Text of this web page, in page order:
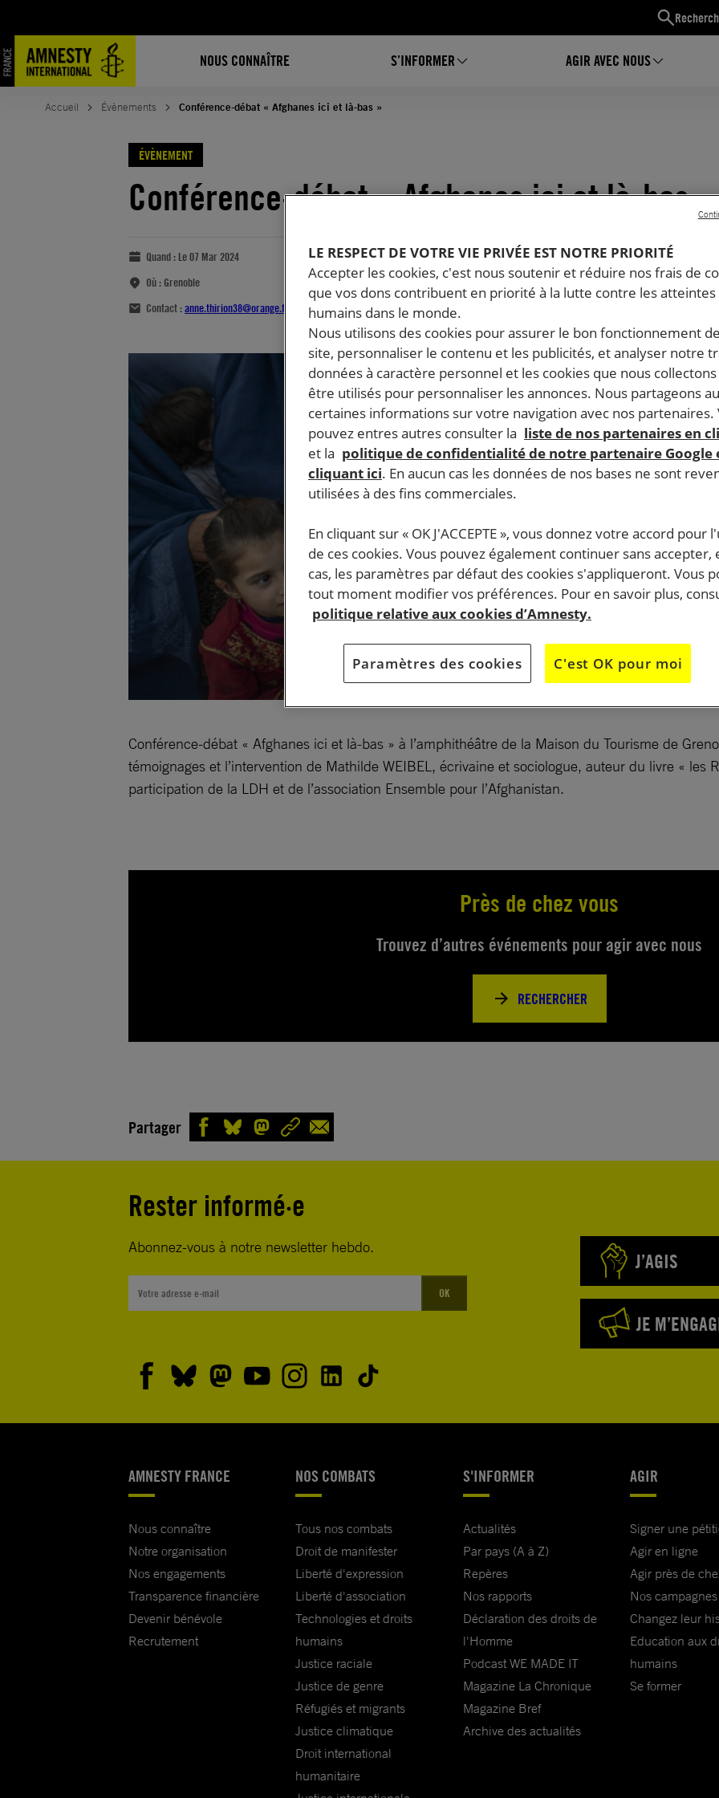
NOUS CONNAÎTRE S’INFORMER AGIR AVEC NOUS
Accueil Évènements Conférence-débat « Afghanes ici et là-bas »
ÉVÈNEMENT
Conférence-débat « Afghanes ici et là-bas »
Quand : Le 07 Mar 2024
Où : Grenoble
Contact :anne.thirion38@orange.fr
Conférence-débat « Afghanes ici et là-bas » à l’amphithéâtre de la Maison du Tourisme de
témoignages et l’intervention de Mathilde WEIBEL, écrivaine et sociologue, auteur du livre « les
participation de la LDH et de l’association Ensemble pour l’Afghanistan.
Près de chez vous
Trouvez d’autres événements pour agir avec nous
RECHERCHER
Partager
Rester informé·e
Abonnez-vous à notre newsletter hebdo.
OK
J’AGIS
JE
AMNESTY FRANCE
Nous connaître
Notre organisation
Nos engagements
Transparence financière
Devenir bénévole
Recrutement
NOS COMBATS
Tous nos combats
Droit de manifester
Liberté d'expression
Liberté d'association
Technologies et droits
humains
Justice raciale
Justice de genre
Réfugiés et migrants
Justice climatique
Droit international
humanitaire
S'INFORMER
Actualités
Par pays (A à Z)
Repères
Nos rapports
Déclaration des droits de
l'Homme
Podcast WE MADE IT
Magazine La Chronique
Magazine Bref
Archive des actualités
AGIR
Signer une
Agir en ligne
Agir près de
Nos campagnes
Changez leur
Education aux
humains
Se former
LE RESPECT DE VOTRE VIE PRIVÉE EST NOTRE PRIORITÉ
Accepter les cookies, c'est nous soutenir et réduire nos frais de
que vos dons contribuent en priorité à la lutte contre les
humains dans le monde.
Nous utilisons des cookies pour assurer le bon fonctionnement
site, personnaliser le contenu et les publicités, et analyser notre
données à caractère personnel et les cookies que nous
être utilisés pour personnaliser les annonces. Nous partageons
certaines informations sur votre navigation avec nos partenaires.
pouvez entres autres consulter la liste de nos partenaires en
et la politique de confidentialité de notre partenaire Google
cliquant ici. En aucun cas les données de nos bases ne sont
utilisées à des fins commerciales.
En cliquant sur « OK J'ACCEPTE », vous donnez votre accord pour
de ces cookies. Vous pouvez également continuer sans accepter,
cas, les paramètres par défaut des cookies s'appliqueront. Vous
tout moment modifier vos préférences. Pour en savoir plus,
politique relative aux cookies d’Amnesty.
Paramètres des cookies C'est OK pour moi